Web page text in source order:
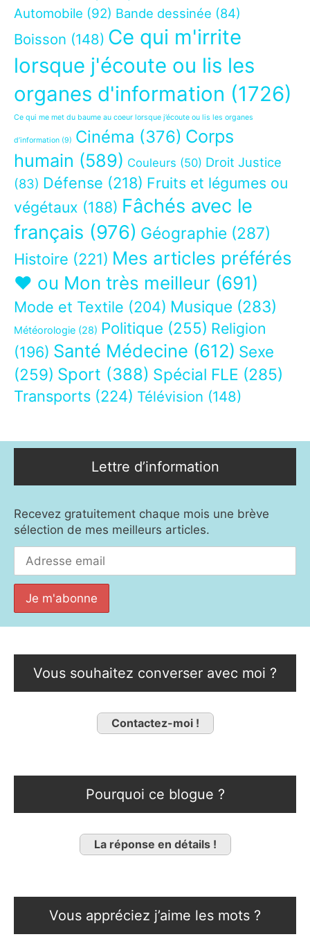
Automobile (92) Bande dessinée (84)
Boisson (148) Ce qui m'irrite
lorsque j'écoute ou lis les
organes d'information (1726)
Ce qui me met du baume au coeur lorsque j’écoute ou lis les organes
d’information (9) Cinéma (376) Corps
humain (589) Couleurs (50) Droit Justice
(83) Défense (218) Fruits et légumes ou
végétaux (188) Fâchés avec le
français (976) Géographie (287)
Histoire (221) Mes articles préférés
❤ ou Mon très meilleur (691)
Mode et Textile (204) Musique (283)
Météorologie (28) Politique (255) Religion
(196) Santé Médecine (612) Sexe
(259) Sport (388) Spécial FLE (285)
Transports (224) Télévision (148)
Lettre d’information
Recevez gratuitement chaque mois une brève
sélection de mes meilleurs articles.
Vous souhaitez converser avec moi ?
Contactez-moi !
Pourquoi ce blogue ?
La réponse en détails !
Vous appréciez j’aime les mots ?